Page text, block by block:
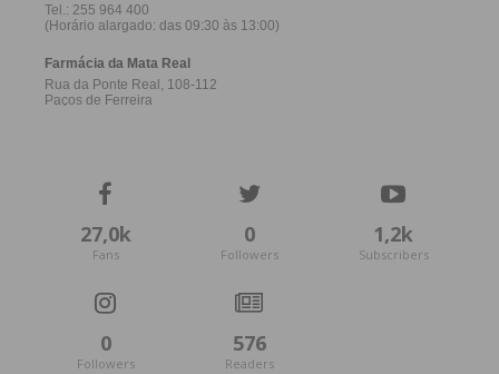
27,0k
Fans
0
Followers
1,2k
Subscribers
0
Followers
576
Readers